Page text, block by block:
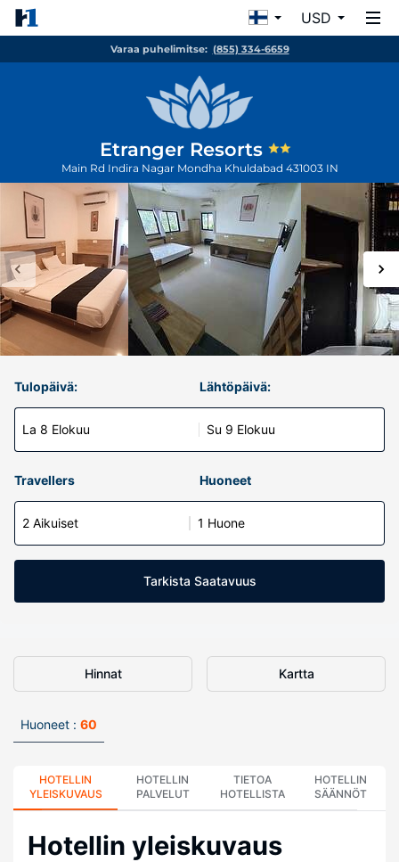
USD
Varaa puhelimitse: (855) 334-6659
Etranger Resorts
Main Rd Indira Nagar Mondha Khuldabad 431003 IN
Tulopäivä:
La 8 Elokuu
Lähtöpäivä:
Su 9 Elokuu
Travellers Huoneet
2 Aikuiset 1 Huone
Tarkista Saatavuus
Hinnat Kartta
Huoneet : 60
HOTELLIN
YLEISKUVAUS
HOTELLIN
PALVELUT
TIETOA
HOTELLISTA
HOTELLIN
SÄÄNNÖT
Hotellin yleiskuvaus